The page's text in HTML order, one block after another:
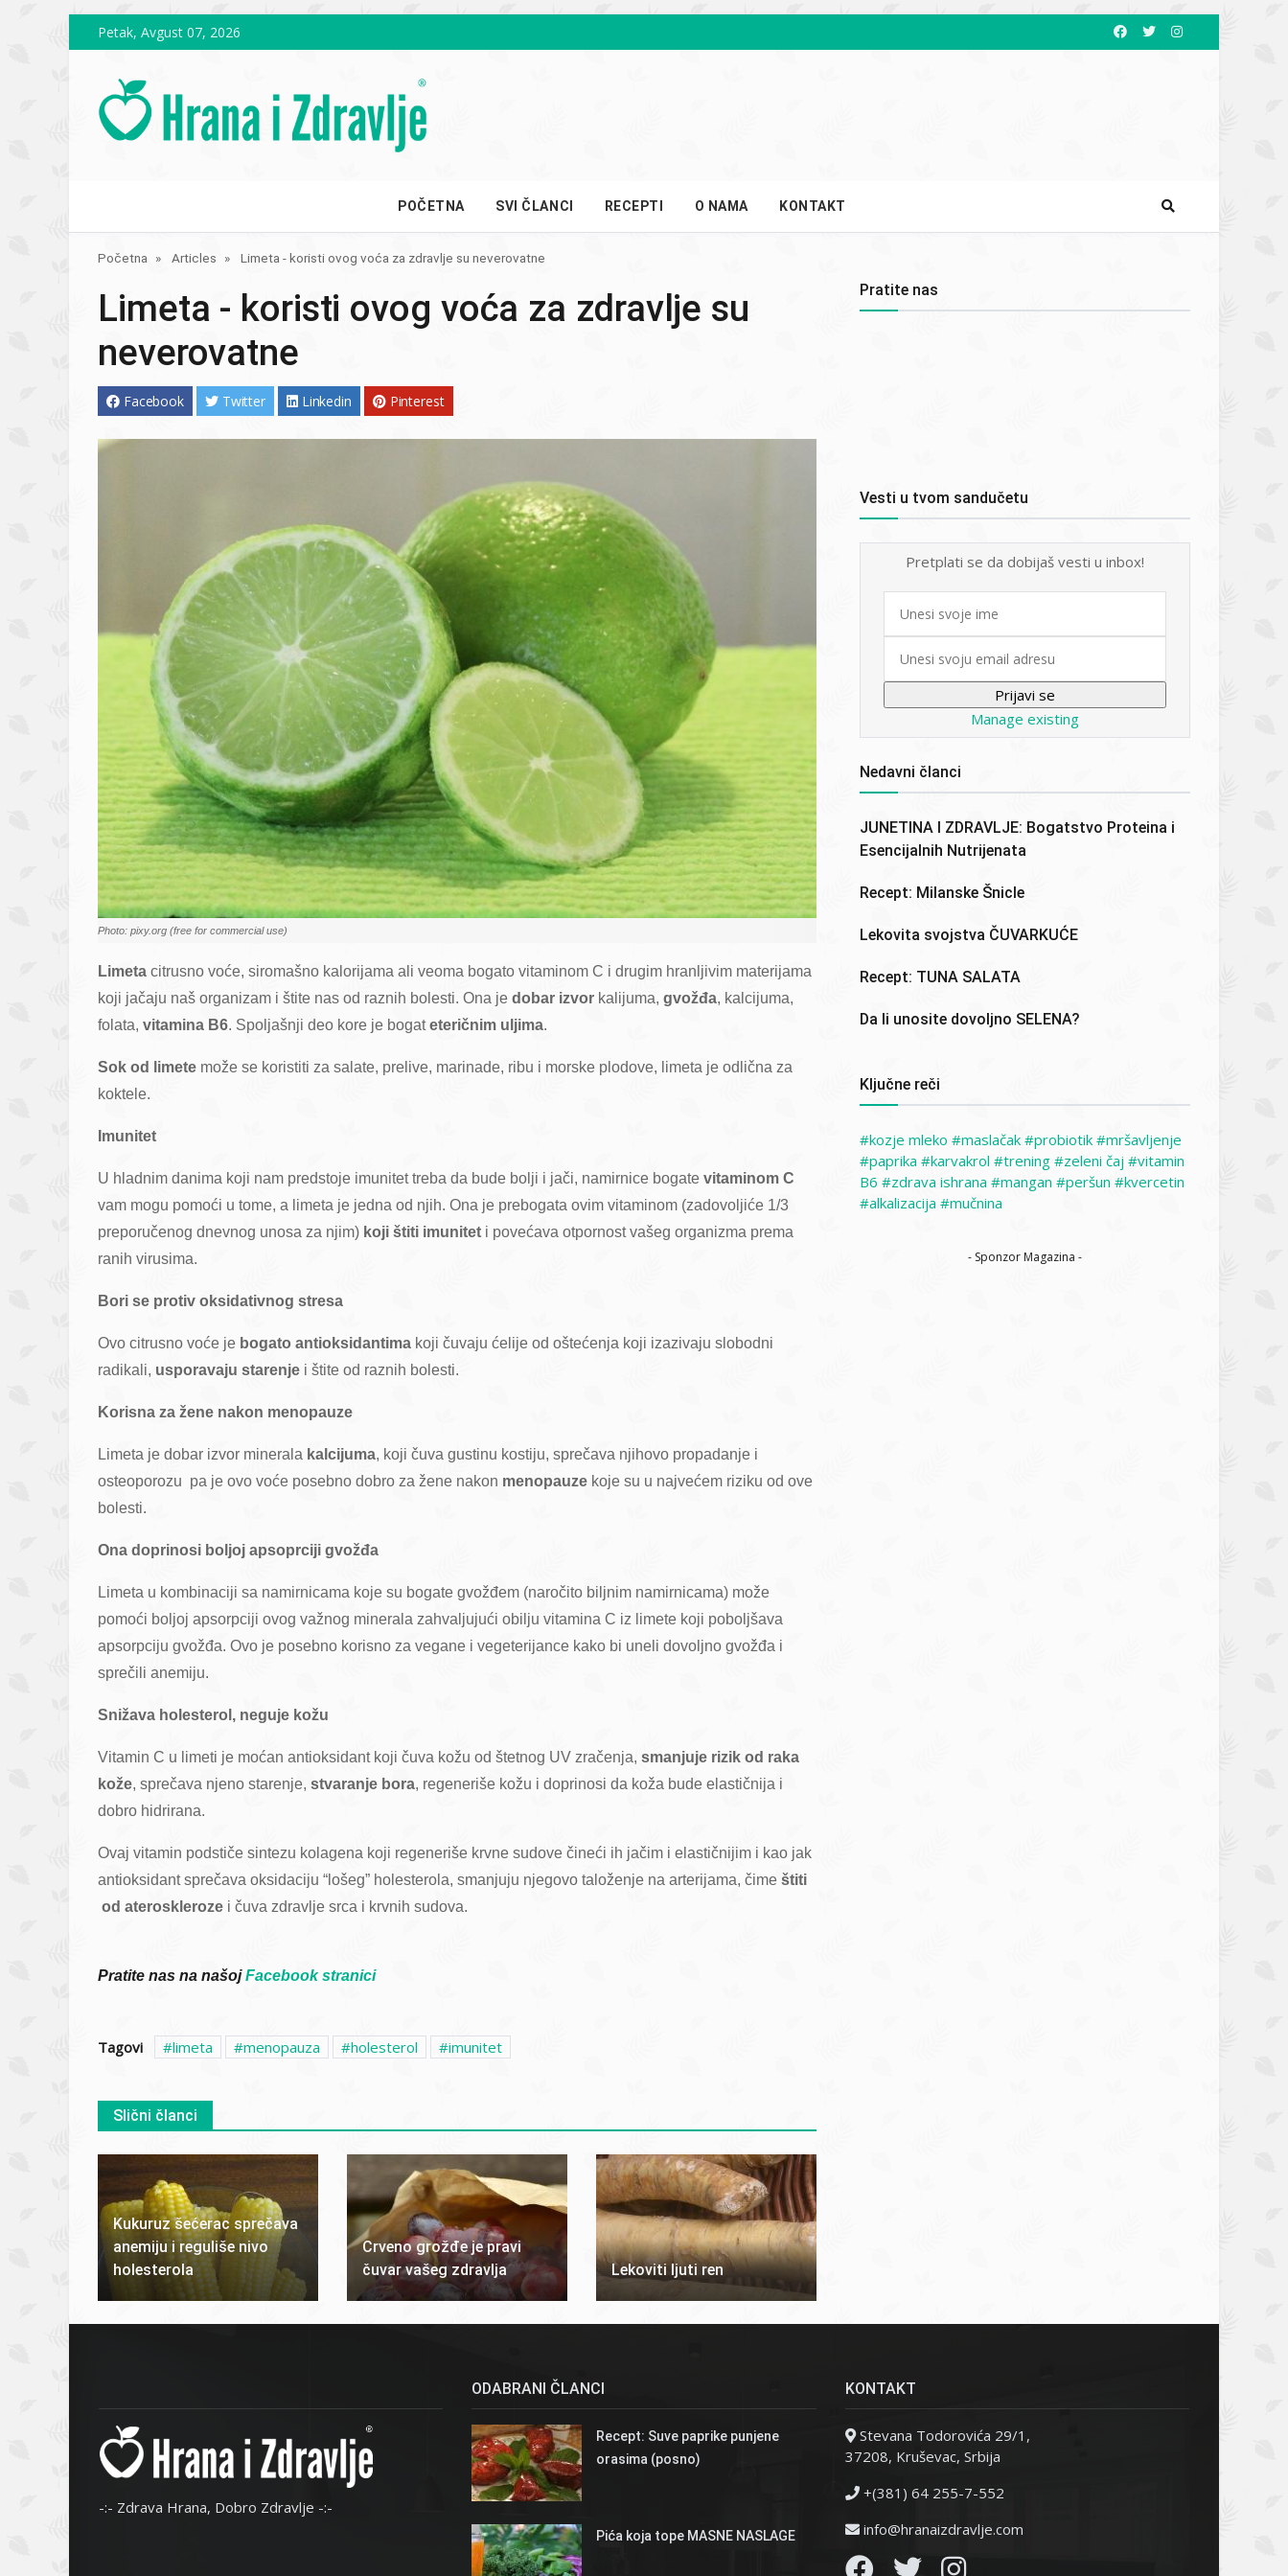
Skip to main contentPetak, Avgust 07, 2026
POČETNA SVI ČLANCI RECEPTI O NAMA KONTAKT
Početna Articles Limeta - koristi ovog voća za zdravlje su neverovatne
Limeta - koristi ovog voća za zdravlje su
neverovatne
Facebook Twitter Linkedin Pinterest
Image
Photo: pixy.org (free for commercial use)
Limeta citrusno voće, siromašno kalorijama ali veoma bogato vitaminom C i drugim hranljivim materijama
koji jačaju naš organizam i štite nas od raznih bolesti. Ona je dobar izvor kalijuma, gvožđa, kalcijuma,
folata, vitamina B6. Spoljašnji deo kore je bogateteričnim uljima.
Sok od limete može se koristiti za salate, prelive, marinade, ribu i morske plodove, limeta je odlična za
koktele.
Imunitet
U hladnim danima koji nam predstoje imunitet treba da bude bolji i jači, namirnice bogate vitaminom C
vam mogu pomoći u tome, a limeta je jedna od njih. Ona je prebogata ovim vitaminom (zadovoljiće 1/3
preporučenog dnevnog unosa za njim) koji štiti imunitet i povećava otpornost vašeg organizma prema
ranih virusima.
Bori se protiv oksidativnog stresa
Ovo citrusno voće je bogato antioksidantima koji čuvaju ćelije od oštećenja koji izazivaju slobodni
radikali, usporavaju starenje i štite od raznih bolesti.
Korisna za žene nakon menopauze
Limeta je dobar izvor minerala kalcijuma, koji čuva gustinu kostiju, sprečava njihovo propadanje i
osteoporozu pa je ovo voće posebno dobro za žene nakon menopauze koje su u najvećem riziku od ove
bolesti.
Ona doprinosi boljoj apsoprciji gvožđa
Limeta u kombinaciji sa namirnicama koje su bogate gvožđem (naročito biljnim namirnicama) može
pomoći boljoj apsorpciji ovog važnog minerala zahvaljujući obilju vitamina C iz limete koji poboljšava
apsorpciju gvožđa. Ovo je posebno korisno za vegane i vegeterijance kako bi uneli dovoljno gvožđa i
sprečili anemiju.
Snižava holesterol, neguje kožu
Vitamin C u limeti je moćan antioksidant koji čuva kožu od štetnog UV zračenja, smanjuje rizik od raka
kože, sprečava njeno starenje, stvaranje bora, regeneriše kožu i doprinosi da koža bude elastičnija i
dobro hidrirana.
Ovaj vitamin podstiče sintezu kolagena koji regeneriše krvne sudove čineći ih jačim i elastičnijim i kao jak
antioksidant sprečava oksidaciju “lošeg” holesterola, smanjuju njegovo taloženje na arterijama, čime štiti
od ateroskleroze i čuva zdravlje srca i krvnih sudova.
Pratite nas na našojFacebook stranici
Tagovi limeta menopauza holesterol imunitet
Slični članci
Kukuruz šećerac sprečava
anemiju i reguliše nivo
holesterola
Crveno grožđe je pravi
čuvar vašeg zdravlja
Lekoviti ljuti ren
Pratite nas
Vesti u tvom sandučetu
Pretplati se da dobijaš vesti u inbox!
First
Manage existing
Nedavni članci
JUNETINA I ZDRAVLJE: Bogatstvo Proteina i
Esencijalnih Nutrijenata
Recept: Milanske Šnicle
Lekovita svojstva ČUVARKUĆE
Recept: TUNA SALATA
Da li unosite dovoljno SELENA?
Ključne reči
kozje mleko maslačak probiotik
mršavljenje
paprika
karvakrol trening zeleni čaj
vitamin
B6
zdrava ishrana mangan peršun
kvercetin
alkalizacija
mučnina
- Sponzor Magazina -
-:- Zdrava Hrana, Dobro Zdravlje -:-
ODABRANI ČLANCI
Recept: Suve paprike punjene
orasima (posno)
Pića koja tope MASNE NASLAGE
KONTAKT
Stevana Todorovića 29/1,
37208, Kruševac, Srbija
+(381) 64 255-7-552
info@hranaizdravlje.com